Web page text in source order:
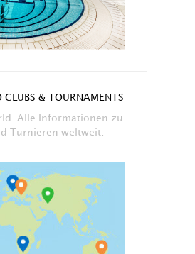
& TOURNAMENTS
Alle Informationen zu
Turnieren weltweit.